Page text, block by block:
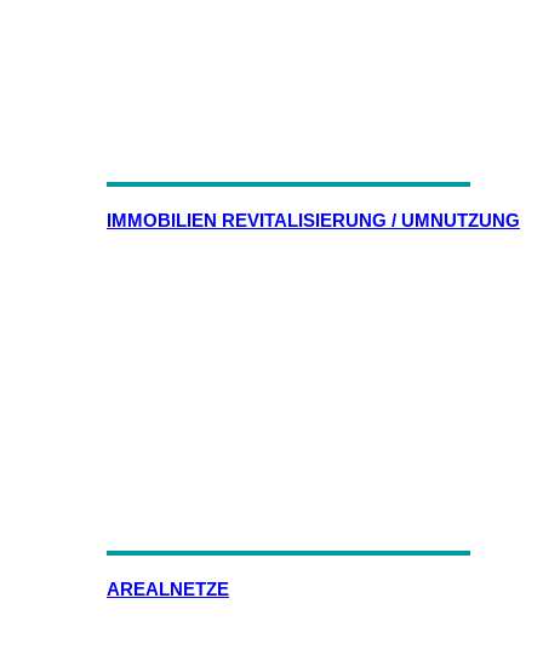
IMMOBILIEN REVITALISIERUNG / UMNUTZUNG
AREALNETZE